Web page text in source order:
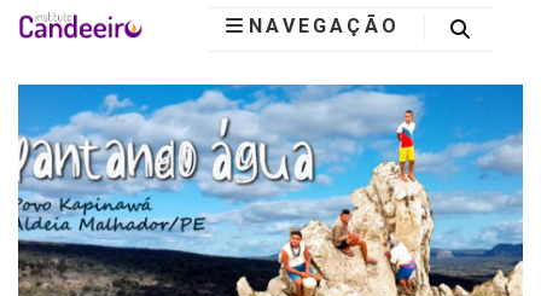
Instituto
Candeeiro
NAVEGAÇÃO